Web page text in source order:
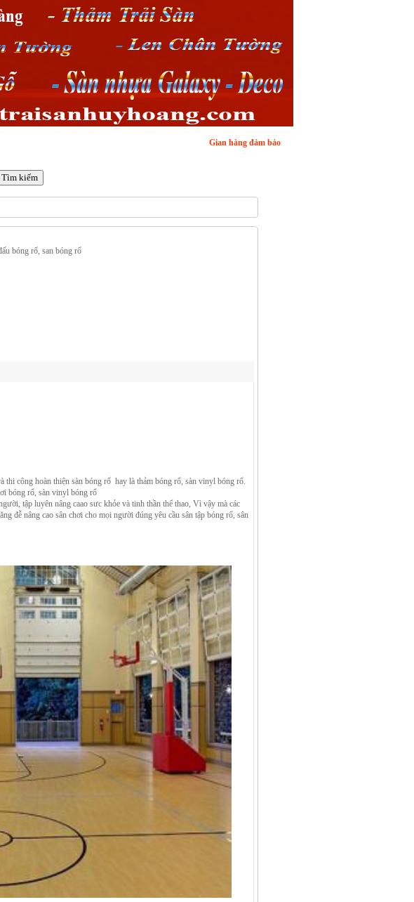
Gian hàng đảm bảo
bóng rổ, san bóng rổ
công hoàn thiện sàn bóng rổ hay là thảm bóng rổ, sàn vinyl bóng rổ.
bóng rổ, sàn vinyl bóng rổ
tập luyên nâng caao sưc khỏe và tinh thần thể thao, Vì vậy mà các
đễ nâng cao sân chơi cho mọi người đúng yêu cầu sân tập bóng rổ, sân